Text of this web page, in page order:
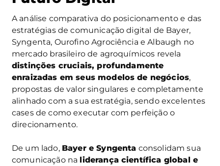
A análise comparativa do posicionamento e das
estratégias de comunicação digital de Bayer,
Syngenta, Ourofino Agrociência e Albaugh no
mercado brasileiro de agroquímicos revela
distinções cruciais, profundamente
enraizadas em seus modelos de negócios,
propostas de valor singulares e completamente
alinhado com a sua estratégia, sendo excelentes
cases de como executar com perfeição o
direcionamento.
De um lado, Bayer e Syngenta consolidam sua
comunicação na liderança científica global e